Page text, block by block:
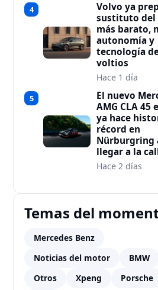
4
Volvo ya
sustituto del
más barato,
autonomía y
tecnología
voltios
Hace 1 día
5
El nuevo
AMG CLA 45
ya hace
récord en
Nürburgring
llegar a la
Hace 2 días
Temas del
Mercedes Benz
Noticias del motor
BMW
Otros
Xpeng
Porsche